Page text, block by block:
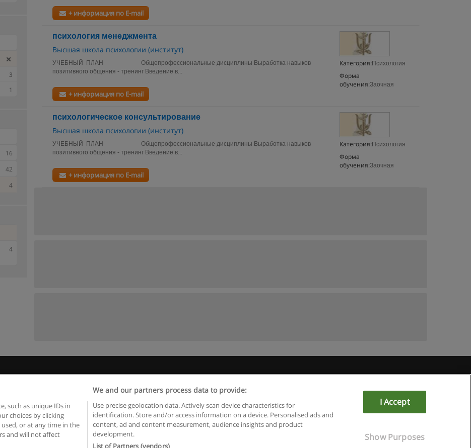
+ информация по E-mail
психология менеджмента
Высшая школа психологии (институт)
Категория: Психология
Форма
обучения:Заочная
УЧЕБНЫЙ ПЛАН Общепрофессиональные дисциплины Выработка навыков
позитивного общения - тренинг Введение в...
+ информация по E-mail
психологическое консультирование
Высшая школа психологии (институт)
Категория: Психология
Форма
обучения:Заочная
УЧЕБНЫЙ ПЛАН Общепрофессиональные дисциплины Выработка навыков
позитивного общения - тренинг Введение в...
+ информация по E-mail
3
1
16
42
4
4
Copyright © Educaedu Business S.L. - CIF : B-95610580: -www.educaedu.ru
such as unique IDs in
choices by clicking
or at any time in the
and will not affect
We and our partners process data to provide:
Use precise geolocation data. Actively scan device characteristics for
identification. Store and/or access information on a device. Personalised ads and
content, ad and content measurement, audience insights and product
development.
List of Partners (vendors)
I Accept
Show Purposes